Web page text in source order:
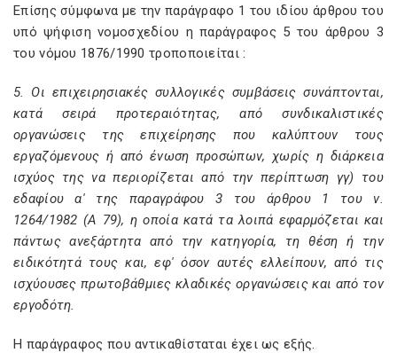
Επίσης σύμφωνα με την παράγραφο 1 του ιδίου άρθρου του
υπό ψήφιση νομοσχεδίου η παράγραφος 5 του άρθρου 3
του νόμου 1876/1990 τροποποιείται :
5. Οι επιχειρησιακές συλλογικές συμβάσεις συνάπτονται,
κατά σειρά προτεραιότητας, από συνδικαλιστικές
οργανώσεις της επιχείρησης που καλύπτουν τους
εργαζόμενους ή από ένωση προσώπων, χωρίς η διάρκεια
ισχύος της να περιορίζεται από την περίπτωση γγ) του
εδαφίου α' της παραγράφου 3 του άρθρου 1 του ν.
1264/1982 (Α 79), η οποία κατά τα λοιπά εφαρμόζεται και
πάντως ανεξάρτητα από την κατηγορία, τη θέση ή την
ειδικότητά τους και, εφ' όσον αυτές ελλείπουν, από τις
ισχύουσες πρωτοβάθμιες κλαδικές οργανώσεις και από τον
εργοδότη.
Η παράγραφος που αντικαθίσταται έχει ως εξής.